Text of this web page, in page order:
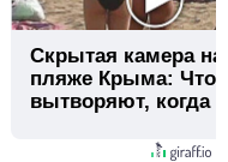
Скрытая камера на
пляже Крыма: Что
вытворяют, когда